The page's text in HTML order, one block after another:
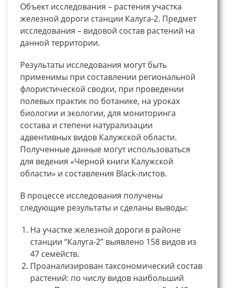
Объект исследования – растения участка
железной дороги станции Калуга-2. Предмет
исследования – видовой состав растений на
данной территории.
Результаты исследования могут быть
применимы при составлении региональной
флористической сводки, при проведении
полевых практик по ботанике, на уроках
биологии и экологии, для мониторинга
состава и степени натурализации
адвентивных видов Калужской области.
Полученные данные могут использоваться
для ведения «Черной книги Калужской
области» и составления Black-листов.
В процессе исследования получены
следующие результаты и сделаны выводы:
На участке железной дороги в районе
станции “Калуга-2” выявлено 158 видов из
47 семейств.
Проанализирован таксономический состав
растений: по числу видов наибольший